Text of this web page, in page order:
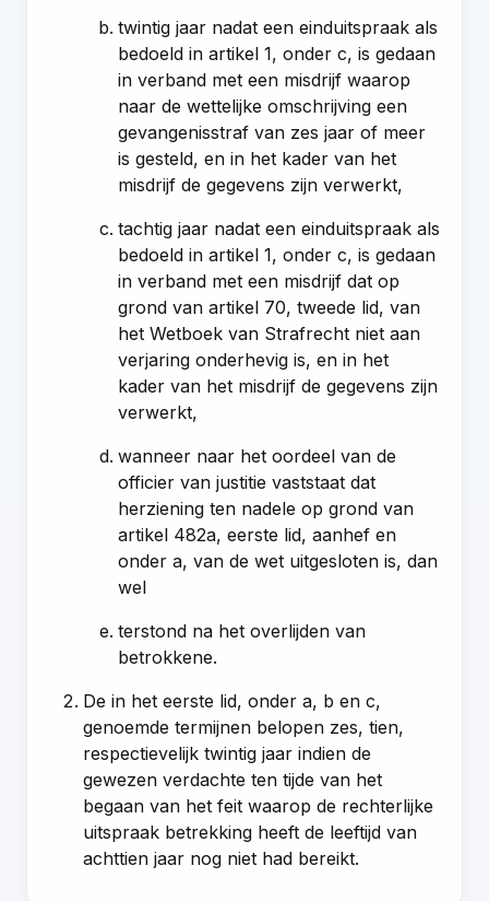
twintig jaar nadat een einduitspraak als
bedoeld inartikel 1, onder c, is gedaan
in verband met een misdrijf waarop
naar de wettelijke omschrijving een
gevangenisstraf van zes jaar of meer
is gesteld, en in het kader van het
misdrijf de gegevens zijn verwerkt,
tachtig jaar nadat een einduitspraak als
bedoeld inartikel 1, onder c, is gedaan
in verband met een misdrijf dat op
grond vanartikel 70, tweede lid, van
het Wetboek van Strafrecht niet aan
verjaring onderhevig is, en in het
kader van het misdrijf de gegevens zijn
verwerkt,
wanneer naar het oordeel van de
officier van justitie vaststaat dat
herziening ten nadele op grond van
artikel 482a, eerste lid, aanhef en
onder a, van de wet uitgesloten is, dan
wel
terstond na het overlijden van
betrokkene.
De in het eerste lid, onder a, b en c,
genoemde termijnen belopen zes, tien,
respectievelijk twintig jaar indien de
gewezen verdachte ten tijde van het
begaan van het feit waarop de rechterlijke
uitspraak betrekking heeft de leeftijd van
achttien jaar nog niet had bereikt.